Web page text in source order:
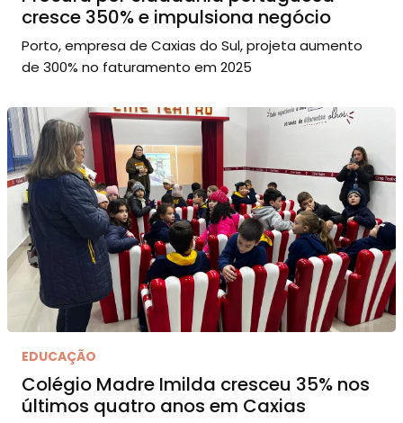
cresce 350% e impulsiona negócio
Porto, empresa de Caxias do Sul, projeta aumento
de 300% no faturamento em 2025
EDUCAÇÃO
Colégio Madre Imilda cresceu 35% nos
últimos quatro anos em Caxias